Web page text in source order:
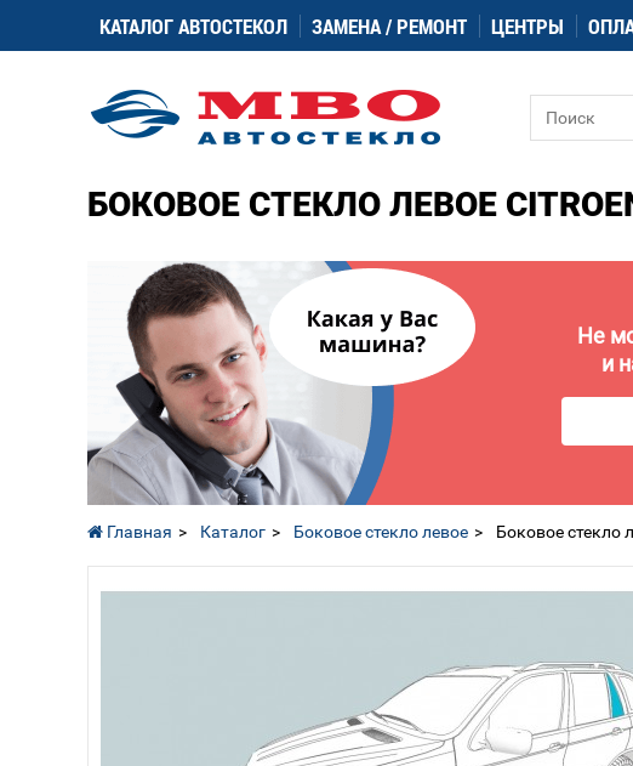
КАТАЛОГ АВТОСТЕКОЛ ЗАМЕНА / РЕМОНТ ЦЕНТРЫ
БОКОВОЕ СТЕКЛО ЛЕВОЕ
Не
и
Главная Каталог Боковое стекло левое Боковое стекло